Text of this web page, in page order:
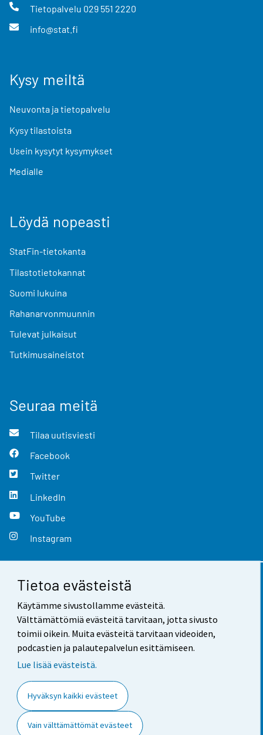
Tietoa evästeistä
Käytämme sivustollamme evästeitä.
Välttämättömiä evästeitä tarvitaan, jotta sivusto
toimii oikein. Muita evästeitä tarvitaan videoiden,
podcastien ja palautepalvelun esittämiseen.
Lue lisää evästeistä.
Hyväksyn kaikki evästeet
Vain välttämättömät evästeet
Tietopalvelu 029 551 2220
info@stat.fi
Kysy meiltä
Neuvonta ja tietopalvelu
Kysy tilastoista
Usein kysytyt kysymykset
Medialle
Löydä nopeasti
StatFin-tietokanta
Tilastotietokannat
Suomi lukuina
Rahanarvonmuunnin
Tulevat julkaisut
Tutkimusaineistot
Seuraa meitä
Tilaa uutisviesti
Facebook
Twitter
LinkedIn
YouTube
Instagram
Yhteystiedot
Palaute
Käyttöehdot
Saavutettavuus
Tietoa sivustosta
Evästeasetukset